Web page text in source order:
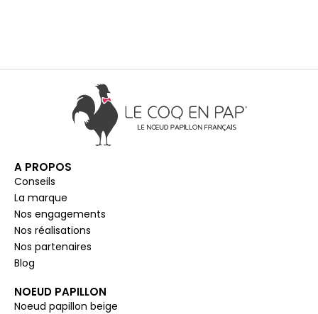
A PROPOS
Conseils
La marque
Nos engagements
Nos réalisations
Nos partenaires
Blog
NOEUD PAPILLON
Noeud papillon beige